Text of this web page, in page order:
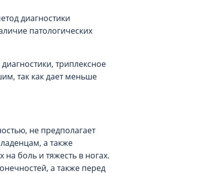
диагностики
патологических
триплексное
так как дает меньше
не предполагает
а также
боль и тяжесть в ногах.
а также перед